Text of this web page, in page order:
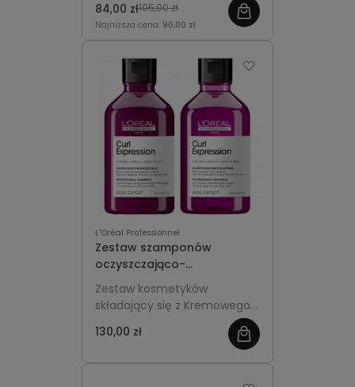
podkreśla sprężystość loków
oraz fal.
84,00 zł105,00 zł
Najniższa cena: 90,00 zł
L'Oréal Professionnel
Zestaw szamponów
oczyszczająco-
nawilżających do włosów
kręconych i suchych L'Oréal
Serie Expert Curl Expression
Zestaw kosmetyków
składający się z Kremowego
Nawilżającego i Żelowego
130,00 zł